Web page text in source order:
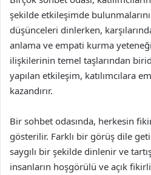
şekilde etkileşimde
düşünceleri dinlerken,
anlama ve empati kurma
ilişkilerinin temel taşlarından
yapılan etkileşim, katılımcılara
kazandırır.
Bir sohbet odasında, herkesin
gösterilir. Farklı bir görüş dile
saygılı bir şekilde dinlenir ve
insanların hoşgörülü ve açık